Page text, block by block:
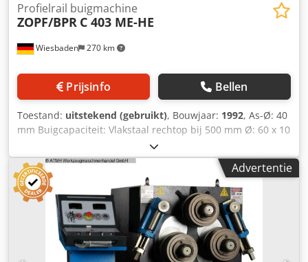
Wiesbaden 270 km
Profielrail buigmachine
ZOPF/BPR C 403 ME-HE
Prijsinfo Bellen
Toestand: uitstekend (gebruikt), Bouwjaar: 1992, As-Ø: 40
mm Buigcapaciteit: Vlakstaal rechtop bij 500 mm Ø: 60 x 10
mm Vlakstaal plat bij 400 mm Ø: 100 x 15 mm Vierkantstaal
bij 500 mm Ø: 35 mm Hoekstaal buitenbeen bij 450 mm Ø:
50 x 50 x 6 mm Hoekstaal binnenbeen bij 600 mm Ø: 50 x
50 x 6 mm T-staal buiten/binnen bij 600 mm Ø: 60 x 60 x
7/50 x 50 x 6 mm Rondstaal bij 500 mm Ø: 35 mm Cedpfox
Anpvjx Abmorf As-toerental: 7,5 omw/min Elektrische
aansluiting: 380 V, ca. 1,7 kW Benodigde ruimte: 910 x 640
x 1400 mm Gewicht: ca. 480 kg
Advertentie